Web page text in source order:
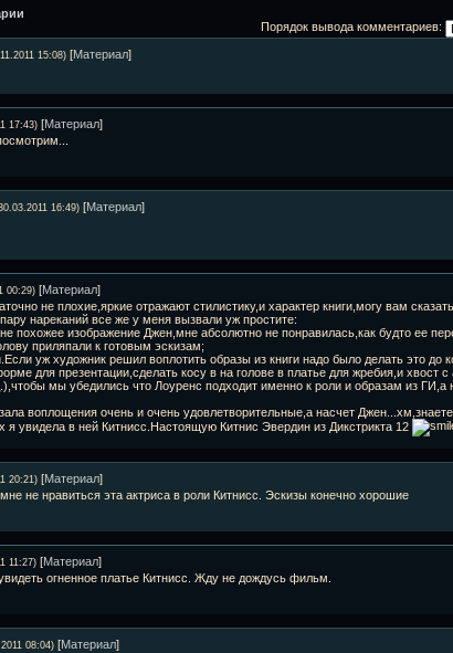
Порядок вывода комментариев:
15:08) [Материал]
17:43) [Материал]
16:49) [Материал]
00:29) [Материал]
не плохие,яркие отражают стилистику,и характер книги,могу вам
нареканий все же у меня вызвали уж простите:
похожее изображение Джен,мне абсолютно не понравилась,как будто ее
приляпали к готовым эскизам;
уж художник решил воплотить образы из книги надо было делать это до
для презентации,сделать косу в на голове в платье для жребия,и хвост с
мы убедились что Лоуренс подходит именно к роли и образам из ГИ,а
воплощения очень и очень удовлетворительные,а насчет
я увидела в ней Китнисс.Настоящую Китнис Эвердин из Дикстрикта 12
20:21) [Материал]
не нравиться эта актриса в роли Китнисс. Эскизы конечно хорошие
11:27) [Материал]
огненное платье Китнисс. Жду не дождусь фильм.
08:04) [Материал]